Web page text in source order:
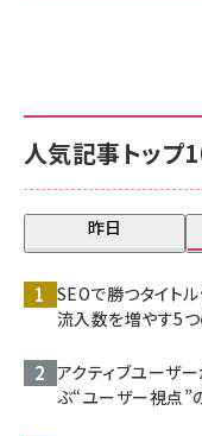
人気記事トップ
昨日
SEOで勝つタイト
流入数を増やす5
アクティブユーザ
ぶ“ユーザー視点”